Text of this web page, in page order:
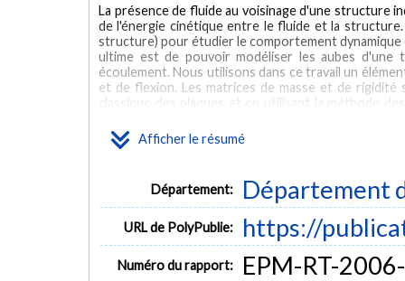
Afficher le résumé
La présence de fluide au voisinage d'une structure
de l'énergie cinétique entre le fluide et la
structure) pour étudier le comportement dynamique
ultime est de pouvoir modéliser les aubes d'une
écoulement. Nous utilisons dans ce travail un
et de flexion. Les matrices de masse et de
classique des plaques et en utilisant la méthode
en général, de la solution exacte des
coordonnées à un repère global commun est
sur la plaque en utilisant l'équation de Bernoulli
potentiel de vitesse. La condition
résultats obtenus permettent de conclure que les
obtenues par d'autres chercheurs. Les effets de
Département: Département
URL de PolyPublie: https://
Numéro du rapport: EPM-RT-